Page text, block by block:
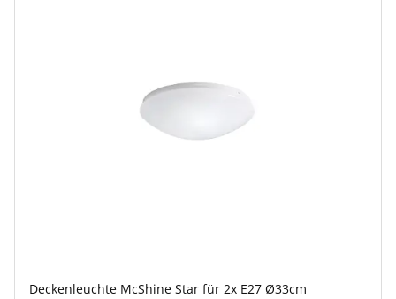
Deckenleuchte McShine Star für 2x E27 Ø33cm